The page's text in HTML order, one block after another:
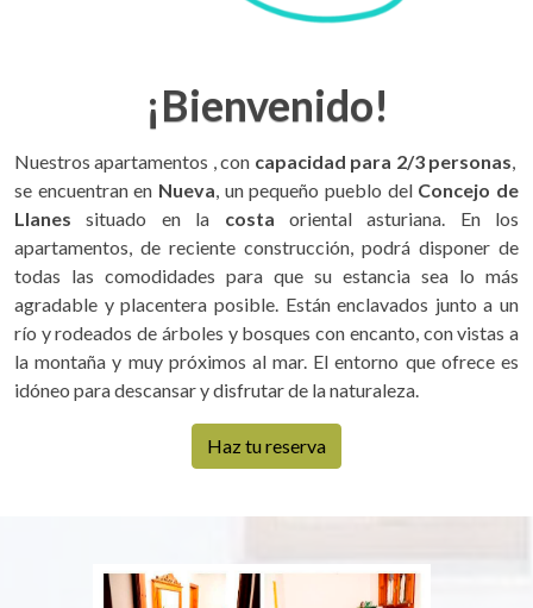
¡Bienvenido!
Nuestros apartamentos , con capacidad para 2/3 personas,
se encuentran en Nueva, un pequeño pueblo del Concejo de
Llanes situado en la costa oriental asturiana. En los
apartamentos, de reciente construcción, podrá disponer de
todas las comodidades para que su estancia sea lo más
agradable y placentera posible. Están enclavados junto a un
río y rodeados de árboles y bosques con encanto, con vistas a
la montaña y muy próximos al mar. El entorno que ofrece es
idóneo para descansar y disfrutar de la naturaleza.
Haz tu reserva